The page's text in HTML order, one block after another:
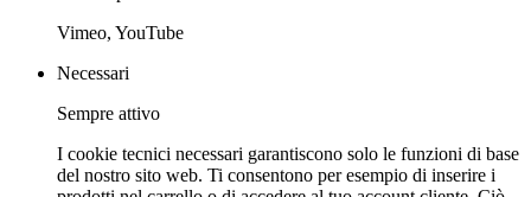
Vimeo, YouTube
Necessari
Sempre attivo
I cookie tecnici necessari garantiscono solo le funzioni di base
del nostro sito web. Ti consentono per esempio di inserire i